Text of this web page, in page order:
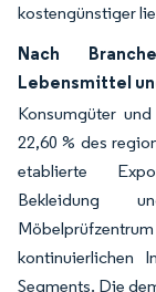
kostengünstiger
Nach
Lebensmittel
Konsumgüter
22,60 % des
etablierte
Bekleidung
kontinuierlichen
Segments. Die